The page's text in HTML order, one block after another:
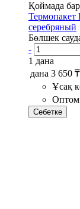
Қоймада бар
серебряный
Бөлшек
-
1 дана
дана 3 650 ₸
Ұсақ
Оптом
Себетке